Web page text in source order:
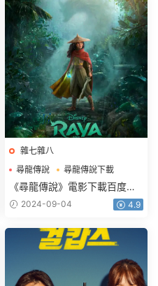
雜七雜八
尋龍傳說
尋龍傳說下載
尋龍傳說電影下載
《尋龍傳說》電影下載百度網
盤2021藍光國語英雙字
2024-09-04 4.9